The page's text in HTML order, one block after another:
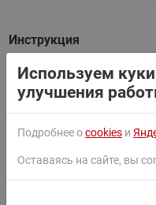
Инструкция
Письмо о замене
Товары серии
Используем
улучшения
Подробнее оcookies и
Оставаясь на сайте, вы